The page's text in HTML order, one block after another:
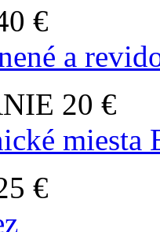
€
a
20 €
miesta
€